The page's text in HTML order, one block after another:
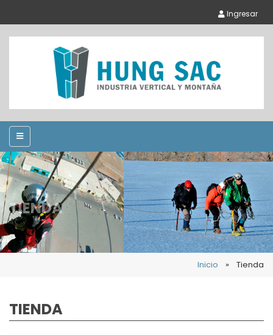
Ingresar
TIENDA
Inicio » Tienda
TIENDA